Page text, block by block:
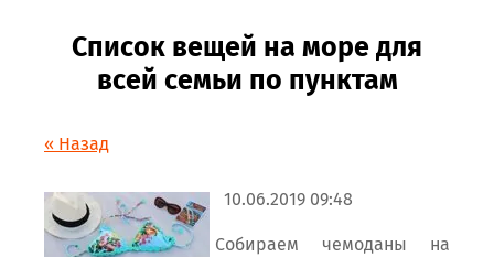
Список вещей на море для
всей семьи по пунктам
« Назад
10.06.2019 09:48
Собираем чемоданы на